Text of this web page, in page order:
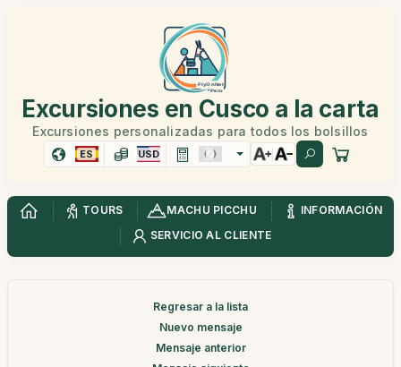
Excursiones en Cusco a la carta
Excursiones personalizadas para todos los bolsillos
ES USD
TOURS MACHU PICCHU
INFORMACIÓN
SERVICIO AL CLIENTE
Regresar a la lista
Nuevo mensaje
Mensaje anterior